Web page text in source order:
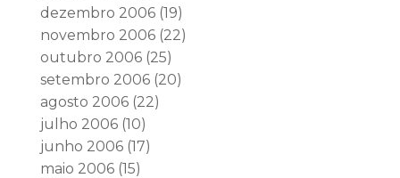
dezembro 2006(19)
novembro 2006(22)
outubro 2006(25)
setembro 2006(20)
agosto 2006(22)
julho 2006(10)
junho 2006(17)
maio 2006(15)